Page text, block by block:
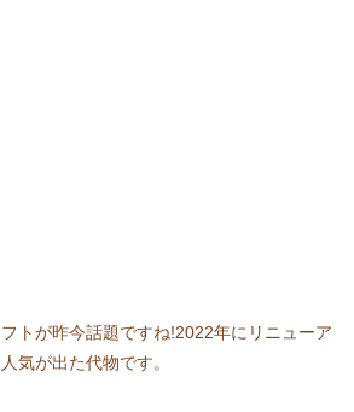
トが昨今話題ですね!2022年にリニューア
気が出た代物です。